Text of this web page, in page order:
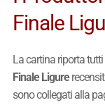
Finale
La cartina riporta tutti
Finale Ligure
sono collegati alla